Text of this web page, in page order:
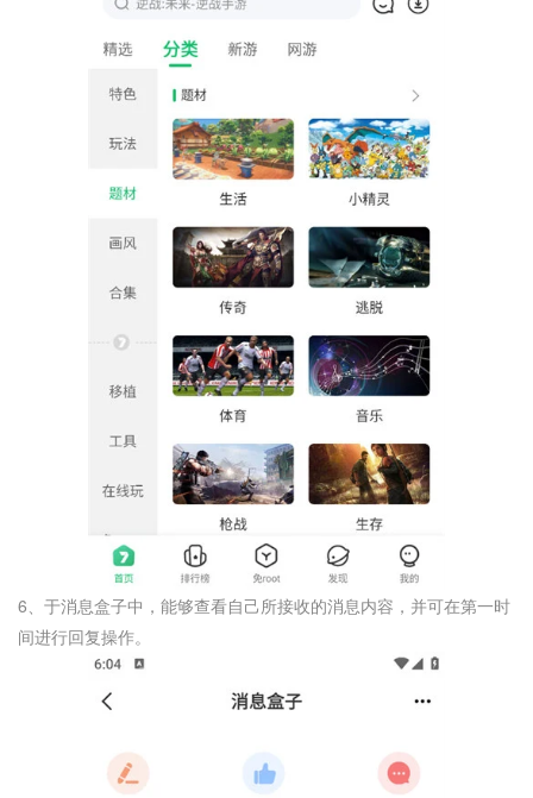
6、于消息盒子中，能够查看自己所接收的消息内容，并可在第一时
间进行回复操作。